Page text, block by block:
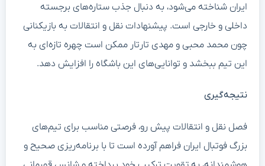
ایران شناخته می‌شود، به دنبال جذب ستاره‌های برجسته
داخلی و خارجی است. پیشنهادات نقل و انتقالات به بازیکنانی
چون محمد محبی و مهدی تارتار ممکن است چهره تازه‌ای به
این تیم ببخشد و توانایی‌های این باشگاه را افزایش دهد.
نتیجه‌گیری
فصل نقل و انتقالات پیش رو، فرصتی مناسب برای تیم‌های
بزرگ فوتبال ایران فراهم آورده است تا با برنامه‌ریزی صحیح و